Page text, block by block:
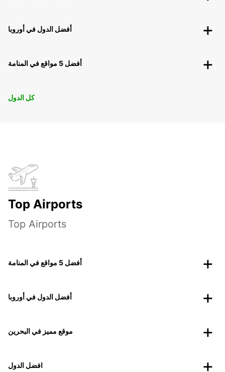
أفضل الدول في أوروبا
أفضل 5 مواقع في المنامة
كل الدول
Top Airports
Top Airports
أفضل 5 مواقع في المنامة
أفضل الدول في أوروبا
موقع مميز في البحرين
افضل الدول